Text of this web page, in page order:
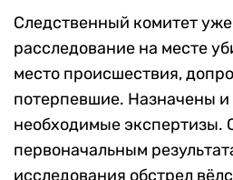
Следственный комитет
расследование на месте
место происшествия,
потерпевшие. Назначены и
необходимые экспертизы.
первоначальным
исследования обстрел